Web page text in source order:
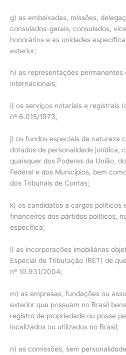
g) as embaixadas, missões,
consulados-gerais, consulados,
honorários e as unidades
exterior;
h) as representações permanentes
internacionais;
i) os serviços notariais e registrais
nº 6.015/1973;
j) os fundos especiais de natureza
dotados de personalidade jurídica,
quaisquer dos Poderes da União,
Federal e dos Municípios, bem
dos Tribunais de Contas;
k) os candidatos a cargos políticos
financeiros dos partidos políticos,
específica;
l) as incorporações imobiliárias
Especial de Tributação (RET) de
nº 10.931/2004;
m) as empresas, fundações ou
exterior que possuam no Brasil
registro de propriedade ou posse
localizados ou utilizados no Brasil;
n) as comissões, sem